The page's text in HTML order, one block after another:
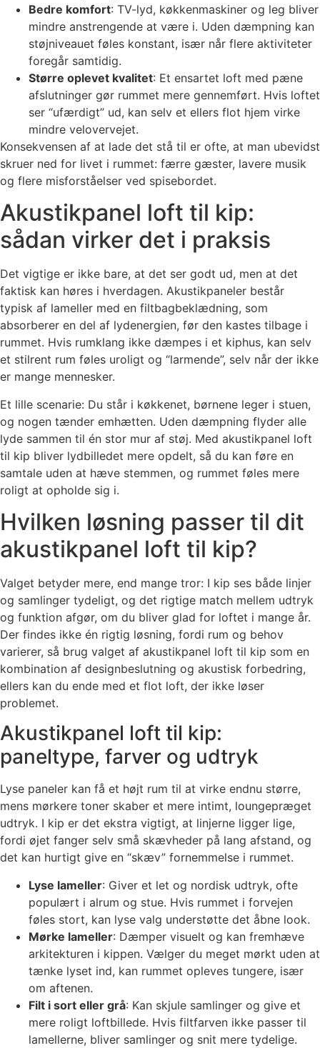
Bedre komfort: TV-lyd, køkkenmaskiner og leg bliver
mindre anstrengende at være i. Uden dæmpning kan
støjniveauet føles konstant, især når flere aktiviteter
foregår samtidig.
Større oplevet kvalitet: Et ensartet loft med pæne
afslutninger gør rummet mere gennemført. Hvis loftet
ser “ufærdigt” ud, kan selv et ellers flot hjem virke
mindre velovervejet.
Konsekvensen af at lade det stå til er ofte, at man ubevidst
skruer ned for livet i rummet: færre gæster, lavere musik
og flere misforståelser ved spisebordet.
Akustikpanel loft til kip:
sådan virker det i praksis
Det vigtige er ikke bare, at det ser godt ud, men at det
faktisk kan høres i hverdagen. Akustikpaneler består
typisk af lameller med en filtbagbeklædning, som
absorberer en del af lydenergien, før den kastes tilbage i
rummet. Hvis rumklang ikke dæmpes i et kiphus, kan selv
et stilrent rum føles uroligt og “larmende”, selv når der ikke
er mange mennesker.
Et lille scenarie: Du står i køkkenet, børnene leger i stuen,
og nogen tænder emhætten. Uden dæmpning flyder alle
lyde sammen til én stor mur af støj. Med akustikpanel loft
til kip bliver lydbilledet mere opdelt, så du kan føre en
samtale uden at hæve stemmen, og rummet føles mere
roligt at opholde sig i.
Hvilken løsning passer til dit
akustikpanel loft til kip?
Valget betyder mere, end mange tror: I kip ses både linjer
og samlinger tydeligt, og det rigtige match mellem udtryk
og funktion afgør, om du bliver glad for loftet i mange år.
Der findes ikke én rigtig løsning, fordi rum og behov
varierer, så brug valget af akustikpanel loft til kip som en
kombination af designbeslutning og akustisk forbedring,
ellers kan du ende med et flot loft, der ikke løser
problemet.
Akustikpanel loft til kip:
paneltype, farver og udtryk
Lyse paneler kan få et højt rum til at virke endnu større,
mens mørkere toner skaber et mere intimt, loungepræget
udtryk. I kip er det ekstra vigtigt, at linjerne ligger lige,
fordi øjet fanger selv små skævheder på lang afstand, og
det kan hurtigt give en “skæv” fornemmelse i rummet.
Lyse lameller: Giver et let og nordisk udtryk, ofte
populært i alrum og stue. Hvis rummet i forvejen
føles stort, kan lyse valg understøtte det åbne look.
Mørke lameller: Dæmper visuelt og kan fremhæve
arkitekturen i kippen. Vælger du meget mørkt uden at
tænke lyset ind, kan rummet opleves tungere, især
om aftenen.
Filt i sort eller grå: Kan skjule samlinger og give et
mere roligt loftbillede. Hvis filtfarven ikke passer til
lamellerne, bliver samlinger og snit mere tydelige.